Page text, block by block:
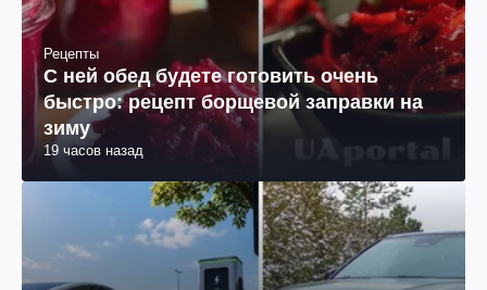
Рецепты
С ней обед будете готовить очень
быстро: рецепт борщевой заправки на
зиму
19 часов назад